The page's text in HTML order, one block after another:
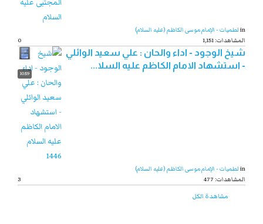
inلطميات - الإمام موسى الكاظم (عليه السلام)
0
1,151 :المشاهدات
10:59
شيخ الوجود - اداء والحان : علي سعيد الوائلي
- استشهاد الامام الكاظم عليه السلا...
inلطميات - الإمام موسى الكاظم (عليه السلام)
3
477 :المشاهدات
مشاهدة الكل